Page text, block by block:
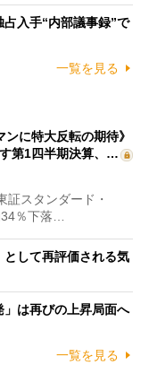
占入手“内部議事録”で
一覧を見る
ンに特大反転の期待》
第1四半期決算、…
スタンダード・
34％下落…
して再評価される気
は再びの上昇局面へ
一覧を見る